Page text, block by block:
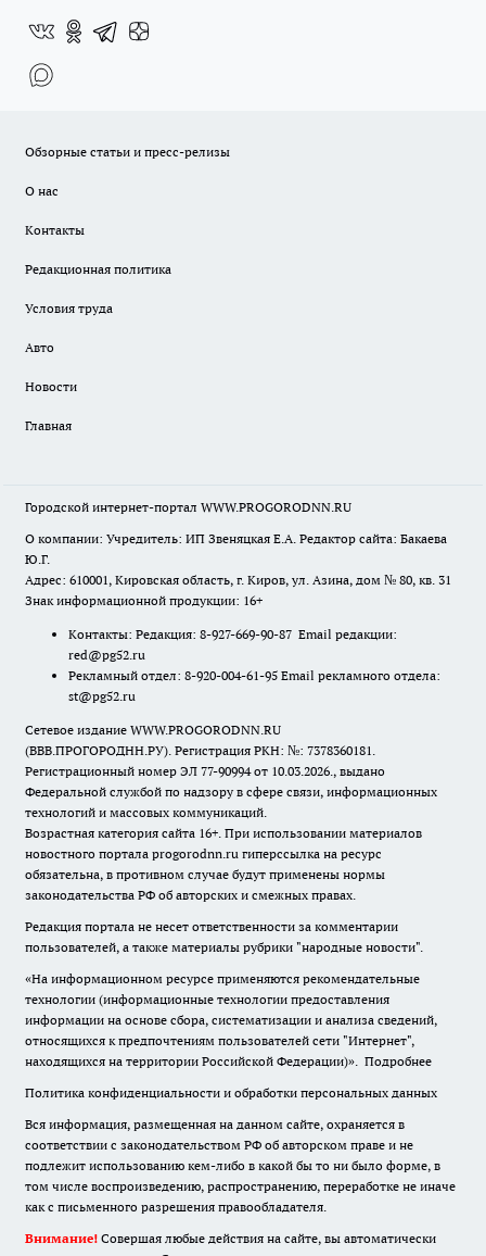
Обзорные статьи и пресс-релизы
О нас
Контакты
Редакционная политика
Условия труда
Авто
Новости
Главная
Городской интернет-портал WWW.PROGORODNN.RU
О компании: Учредитель: ИП Звеняцкая Е.А. Редактор сайта: Бакаева
Ю.Г.
Адрес: 610001, Кировская область, г. Киров, ул. Азина, дом № 80, кв. 31
Знак информационной продукции: 16+
Контакты: Редакция: 8-927-669-90-87 Email редакции:
red@pg52.ru
Рекламный отдел: 8-920-004-61-95 Email рекламного отдела:
st@pg52.ru
Сетевое издание WWW.PROGORODNN.RU
(ВВВ.ПРОГОРОДНН.РУ). Регистрация РКН: №: 7378360181.
Регистрационный номер ЭЛ 77-90994 от 10.03.2026., выдано
Федеральной службой по надзору в сфере связи, информационных
технологий и массовых коммуникаций.
Возрастная категория сайта 16+. При использовании материалов
новостного портала progorodnn.ru гиперссылка на ресурс
обязательна, в противном случае будут применены нормы
законодательства РФ об авторских и смежных правах.
Редакция портала не несет ответственности за комментарии
пользователей, а также материалы рубрики "народные новости".
«На информационном ресурсе применяются рекомендательные
технологии (информационные технологии предоставления
информации на основе сбора, систематизации и анализа сведений,
относящихся к предпочтениям пользователей сети "Интернет",
находящихся на территории Российской Федерации)». Подробнее
Политика конфиденциальности и обработки персональных данных
Вся информация, размещенная на данном сайте, охраняется в
соответствии с законодательством РФ об авторском праве и не
подлежит использованию кем-либо в какой бы то ни было форме, в
том числе воспроизведению, распространению, переработке не иначе
как с письменного разрешения правообладателя.
Внимание! Совершая любые действия на сайте, вы автоматически